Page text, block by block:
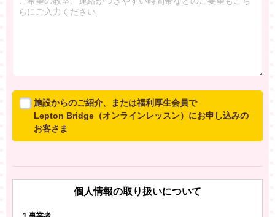
施設からのご紹介、または福利厚生会員で
Lepton Bridge（オンラインレッスン）にお申し込みの
お客さま
いいたします。
※ご兄弟姉妹など複数でお申し込みの場合、お一人ず
個人情報の取り扱いについて